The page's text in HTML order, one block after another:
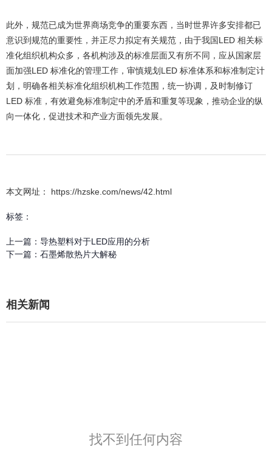
此外，规范已成为世界商场竞争的重要东西，当时世界许多安排都已
意识到规范的重要性，并正尽力拟定有关规范，由于我国LED 相关标
准化组织机构众多，各机构涉及的标准层面又有所不同，应从国家层
面加强LED 标准化的管理工作，审慎规划LED 标准体系和标准制定计
划，明确各相关标准化组织机构工作范围，统一协调，及时制修订
LED 标准，有效避免标准制定中的矛盾和重复等现象，推动企业的纵
向一体化，促进技术和产业方面领先发展。
本文网址： https://hzske.com/news/42.html
标签：
上一篇： 导热塑料对于LED应用的分析
下一篇： 石墨烯散热片大解秘
相关新闻
找不到任何内容